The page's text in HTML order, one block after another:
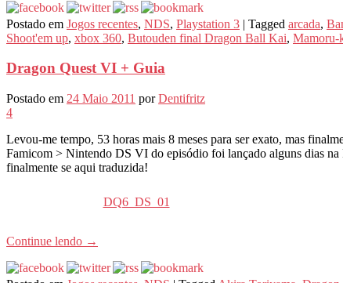
Postado em Jogos recentes, NDS, Playstation 3 | Tagged arcada,
Shoot'em up, xbox 360, Butouden final Dragon Ball Kai, Mamoru-
Dragon Quest VI + Guia
Postado em 24 Maio 2011 porDentifritz
4
Levou-me tempo, 53 horas mais 8 meses para ser exato, mas
Famicom > Nintendo DS VI do episódio foi lançado alguns dias na
finalmente se aqui traduzida!
DQ6_DS_01
Continue lendo →